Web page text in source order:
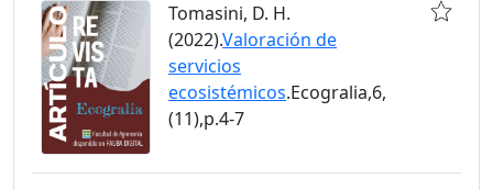
Tomasini, D. H.
(2022).Valoración de
servicios
ecosistémicos.Ecogralia,6,
(11),p.4-7